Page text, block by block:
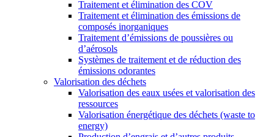
Traitement et élimination des COV
Traitement et élimination des émissions de
composés inorganiques
Traitement d’émissions de poussières ou
d’aérosols
Systèmes de traitement et de réduction des
émissions odorantes
Valorisation des déchets
Valorisation des eaux usées et valorisation des
ressources
Valorisation énergétique des déchets (waste to
energy)